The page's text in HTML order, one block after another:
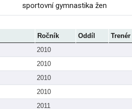
sportovní gymnastika žen
Ročník Oddíl Trenér
2010
2010
2010
2010
2011